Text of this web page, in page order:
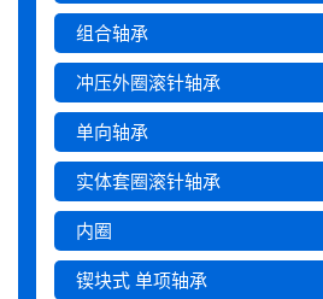
组合轴承
冲压外圈滚针轴承
单向轴承
实体套圈滚针轴承
内圈
锲块式 单项轴承